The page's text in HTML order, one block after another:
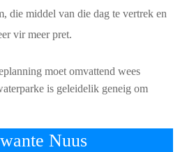
die middel van die dag te vertrek en
vir meer pret.
moet omvattend wees
is geleidelik geneig om
Nuus